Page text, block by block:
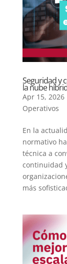
Seguridad y
la nube
Apr 15, 2026
Operativos
En la
normativo
técnica a
continuidad
más